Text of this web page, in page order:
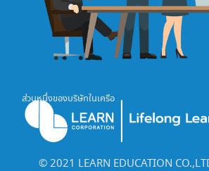
ส่วนหนึ่งของบริษัทในเครือ
©️ 2021 LEARN EDUCATION